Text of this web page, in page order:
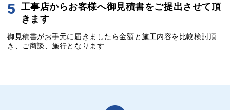
5 工事店からお客様へ御見積書をご提出させて頂
きます
御見積書がお手元に届きましたら金額と施工内容を比較検討頂
き、ご商談、施行となります